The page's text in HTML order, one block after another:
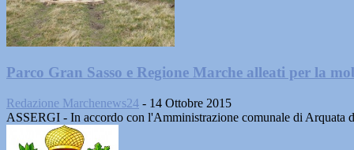
Parco Gran Sasso e Regione Marche alleati per la
Redazione Marchenews24 - 14 Ottobre 2015
ASSERGI - In accordo con l'Amministrazione comunale di Arquata